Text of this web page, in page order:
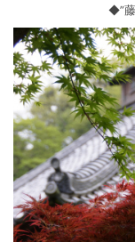
◆”藤